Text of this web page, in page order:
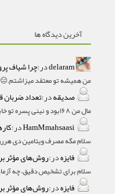
آخرین دیدگاه ها
delaramدر:چرا شیاف
من همیشه تو معتقد
صدیقهدر:تعداد
HamMmahsaasiدر:
فایزهدر:روش‌های مؤثر
فایزهدر:روش‌های مؤثر